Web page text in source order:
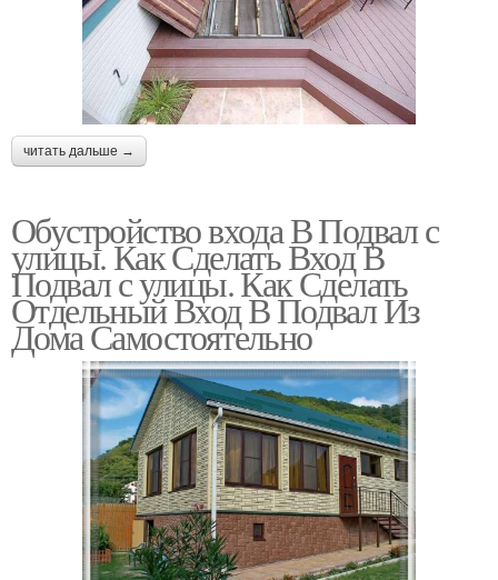
читать дальше →
Обустройство входа В Подвал с
улицы. Как Сделать Вход В
Подвал с улицы. Как Сделать
Отдельный Вход В Подвал Из
Дома Самостоятельно